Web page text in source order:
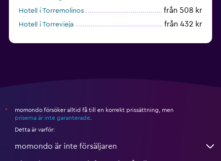
Hotell i Torremolinos från 508 kr
Hotell i Torrevieja från 432 kr
*
momondo försöker alltid få till en korrekt prissättning, men
priserna är inte garanterade
Detta är varför:
momondo är inte försäljaren